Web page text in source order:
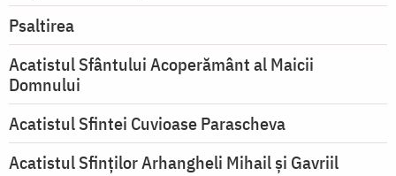
Psaltirea
Acatistul Sfântului Acoperământ al Maicii
Domnului
Acatistul Sfintei Cuvioase Parascheva
Acatistul Sfinților Arhangheli Mihail și Gavriil